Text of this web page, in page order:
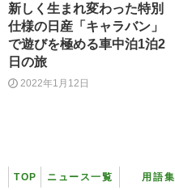
新しく生まれ変わった特別
仕様の日産「キャラバン」
で遊びを極める車中泊1泊2
日の旅
2022年1月12日
TOP ニュース一覧 用語集